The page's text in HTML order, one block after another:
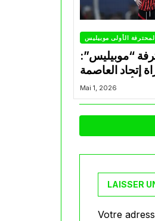
الأولى موبيليس
“موبيليس”:
إتحاد العاصمة
وأتلتيك بارادو
Mai 1, 2026
LAISSER
Votre